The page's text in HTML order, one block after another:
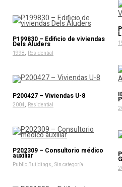
P199830 – Edificio de viviendas
Dels Aluders
1998, Residential
P200427 – Viviendas U-8
2004, Residential
P202309 – Consultorio médico
auxiliar
Public Buildings, Sin categoría